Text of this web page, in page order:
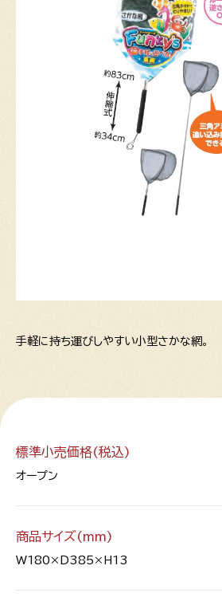
手軽に持ち運びしやすい小型さかな網。
標準小売価格(税込)
オープン
商品サイズ(mm)
W180×D385×H13